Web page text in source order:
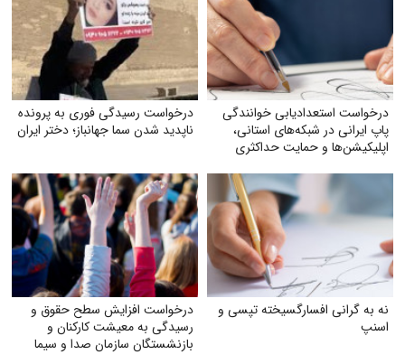
درخواست استعدادیابی خوانندگی
پاپ ایرانی در شبکه‌های استانی،
اپلیکیشن‌ها و حمایت حداکثری
موسیقی غربی
درخواست رسیدگی فوری به پرونده
ناپدید شدن سما جهانباز؛ دختر ایران
نه به گرانی افسارگسیخته تپسی و
اسنپ
درخواست افزایش سطح حقوق و
رسیدگی به معیشت کارکنان و
بازنشستگان سازمان صدا و سیما